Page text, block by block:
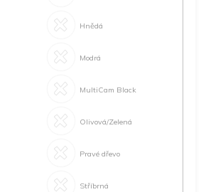
Hnědá
Modrá
MultiCam Black
Olivová/Zelená
Pravé dřevo
Stříbrná